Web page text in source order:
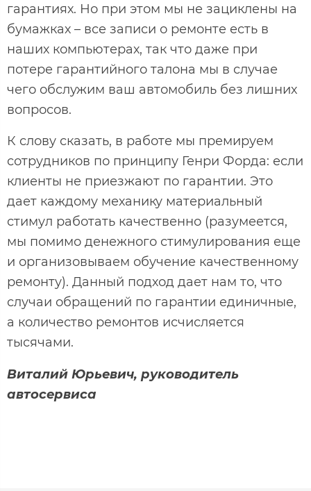
гарантиях. Но при этом мы не зациклены на
бумажках – все записи о ремонте есть в
наших компьютерах, так что даже при
потере гарантийного талона мы в случае
чего обслужим ваш автомобиль без лишних
вопросов.
К слову сказать, в работе мы премируем
сотрудников по принципу Генри Форда: если
клиенты не приезжают по гарантии. Это
дает каждому механику материальный
стимул работать качественно (разумеется,
мы помимо денежного стимулирования еще
и организовываем обучение качественному
ремонту). Данный подход дает нам то, что
случаи обращений по гарантии единичные,
а количество ремонтов исчисляется
тысячами.
Виталий Юрьевич, руководитель
автосервиса